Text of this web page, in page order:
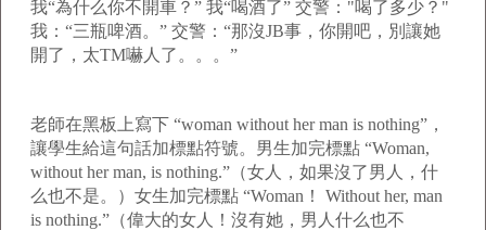
我“為什么你不開車？” 我“喝酒了” 交警："喝了多少？"
我：“三瓶啤酒。” 交警：“那沒JB事，你開吧，別讓她
開了，太TM嚇人了。。。”
老師在黑板上寫下 “woman without her man is nothing”，
讓學生給這句話加標點符號。男生加完標點 “Woman,
without her man, is nothing.”（女人，如果沒了男人，什
么也不是。）女生加完標點 “Woman！ Without her, man
is nothing.”（偉大的女人！沒有她，男人什么也不